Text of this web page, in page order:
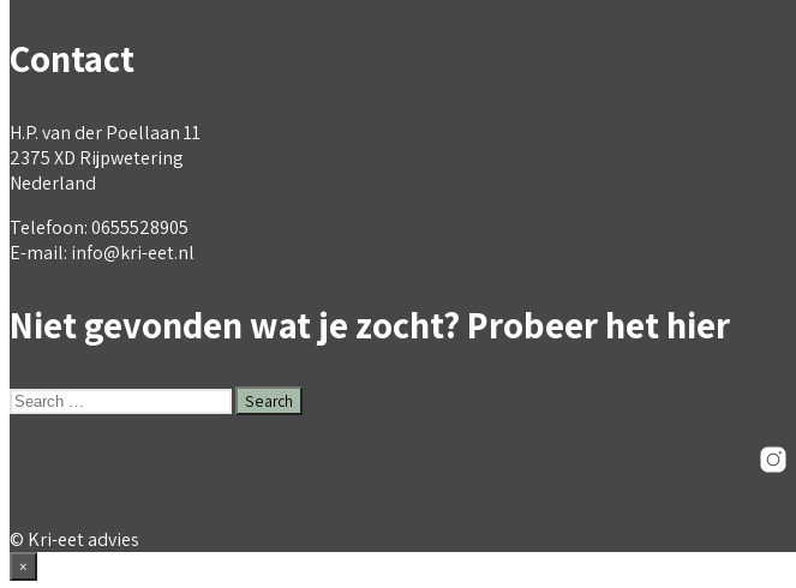
Contact
H.P. van der Poellaan 11
2375 XD Rijpwetering
Nederland
Telefoon: 0655528905
E-mail: info@kri-eet.nl
Niet gevonden wat je zocht? Probeer het hier
Search
© Kri-eet advies
×